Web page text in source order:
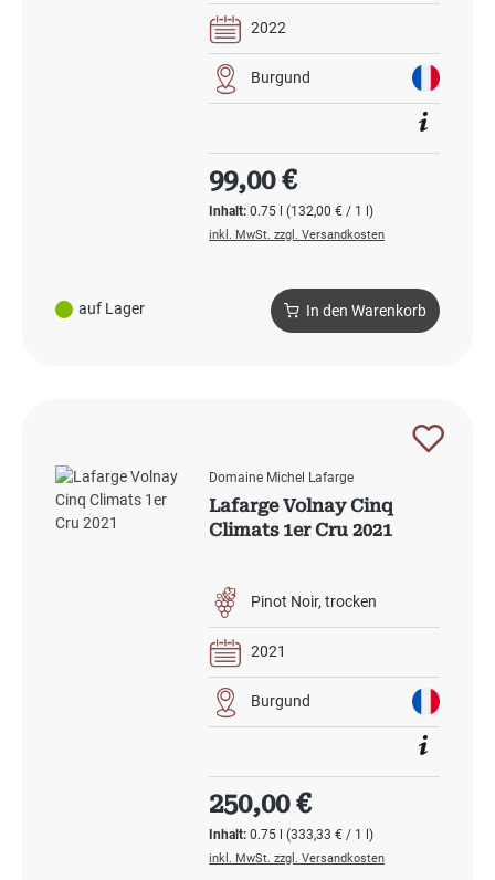
auf Lager
2022
Burgund
Inhalt:0.75 l(132,00 € / 1 l)
Regulärer Preis:
99,00 €
inkl. MwSt. zzgl. Versandkosten
In den Warenkorb
Domaine Michel Lafarge
Lafarge Volnay Cinq
Climats 1er Cru 2021
Pinot Noir trocken
2021
Burgund
Inhalt:0.75 l(333,33 € / 1 l)
Regulärer Preis:
250,00 €
inkl. MwSt. zzgl. Versandkosten